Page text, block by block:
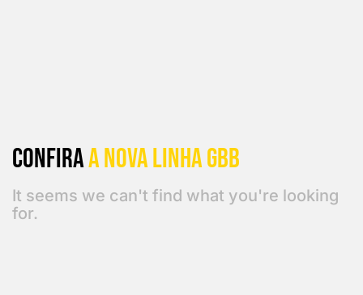
Confiraa Nova linha GBB
It seems we can't find what you're looking
for.